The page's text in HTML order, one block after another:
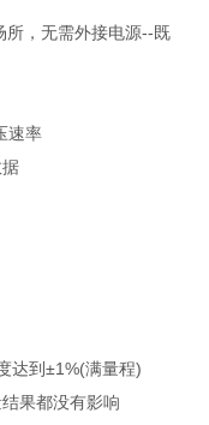
，无需外接电源--既
速率
据
达到±1%(满量程)
结果都没有影响